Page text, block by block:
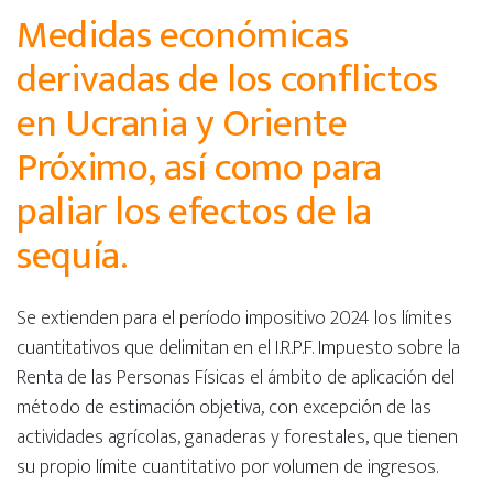
Medidas económicas
derivadas de los conflictos
en Ucrania y Oriente
Próximo, así como para
paliar los efectos de la
sequía.
Se extienden para el período impositivo 2024 los límites
cuantitativos que delimitan en el I.R.P.F. Impuesto sobre la
Renta de las Personas Físicas el ámbito de aplicación del
método de estimación objetiva, con excepción de las
actividades agrícolas, ganaderas y forestales, que tienen
su propio límite cuantitativo por volumen de ingresos.